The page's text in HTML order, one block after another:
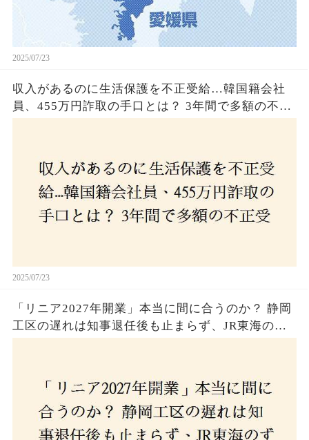
2025/07/23
収入があるのに生活保護を不正受給…韓国籍会社
員、455万円詐取の手口とは？ 3年間で多額の不正
2025/07/23
「リニア2027年開業」本当に間に合うのか？ 静岡
工区の遅れは知事退任後も止まらず、JR東海のず